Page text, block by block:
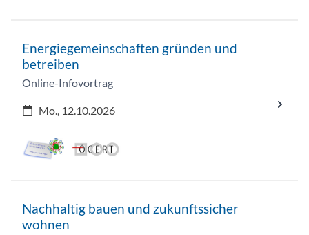
Energiegemeinschaften gründen und
betreiben
Online-Infovortrag
Mo., 12.10.2026
Nachhaltig bauen und zukunftssicher
wohnen